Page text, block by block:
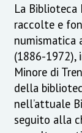
La Biblioteca
raccolte e
numismatica
(1886-1972),
Minore di
della
nell’attuale
seguito alla